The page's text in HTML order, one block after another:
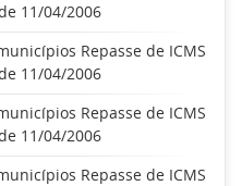
11/04/2006
Repasse de ICMS
11/04/2006
Repasse de ICMS
11/04/2006
Repasse de ICMS